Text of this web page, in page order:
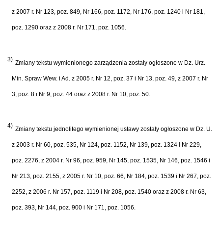
z 2007 r. Nr 123, poz. 849, Nr 166, poz. 1172, Nr 176, poz. 1240 i Nr 181,
poz. 1290 oraz z 2008 r. Nr 171, poz. 1056.
3) Zmiany tekstu wymienionego zarządzenia zostały ogłoszone w Dz. Urz.
Min. Spraw Wew. i Ad. z 2005 r. Nr 12, poz. 37 i Nr 13, poz. 49, z 2007 r. Nr
3, poz. 8 i Nr 9, poz. 44 oraz z 2008 r. Nr 10, poz. 50.
4) Zmiany tekstu jednolitego wymienionej ustawy zostały ogłoszone w Dz. U.
z 2003 r. Nr 60, poz. 535, Nr 124, poz. 1152, Nr 139, poz. 1324 i Nr 229,
poz. 2276, z 2004 r. Nr 96, poz. 959, Nr 145, poz. 1535, Nr 146, poz. 1546 i
Nr 213, poz. 2155, z 2005 r. Nr 10, poz. 66, Nr 184, poz. 1539 i Nr 267, poz.
2252, z 2006 r. Nr 157, poz. 1119 i Nr 208, poz. 1540 oraz z 2008 r. Nr 63,
poz. 393, Nr 144, poz. 900 i Nr 171, poz. 1056.